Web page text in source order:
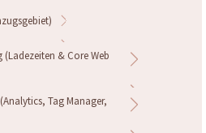
& Core Web
Tag Manager,